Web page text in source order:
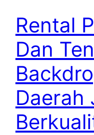
Rental
Dan
Daerah